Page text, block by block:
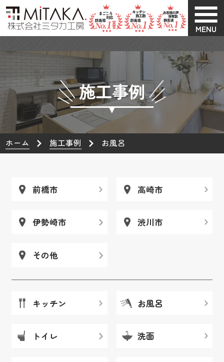
MENU
施工事例
ホーム 施工事例 お風呂
前橋市 高崎市
伊勢崎市 渋川市
その他
キッチン お風呂
トイレ 洗面